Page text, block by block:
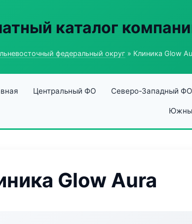
каталог
федеральный округ » Клиника Glow
Центральный ФО Северо-Западный ФО
Glow Aura